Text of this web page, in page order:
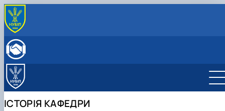
Навчально-наукова лабораторія
програми та ЕНК
Аспіранти кафедри
МІЖНАРОДНА ДІЯЛЬНІСТЬ
СТУДЕНТСЬКИЙ ГУРТОК
МІЖНАРОДНІ НАУКОВО-ПРАКТИЧНІ КОНФЕРЕНЦІЇ
ІСТОРІЯ КАФЕДРИ